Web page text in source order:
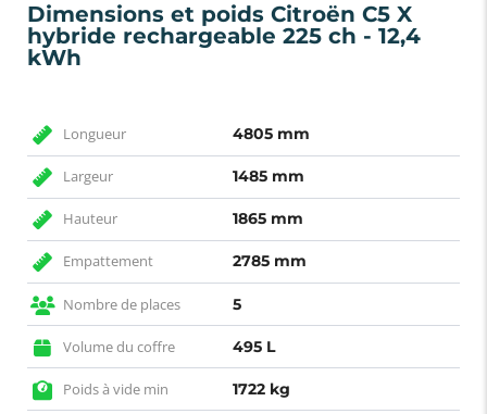
Dimensions et poids Citroën C5 X
hybride rechargeable 225 ch - 12,4
kWh
Longueur 4805 mm
Largeur 1485 mm
Hauteur 1865 mm
Empattement 2785 mm
Nombre de places 5
Volume du coffre 495 L
Poids à vide min 1722 kg